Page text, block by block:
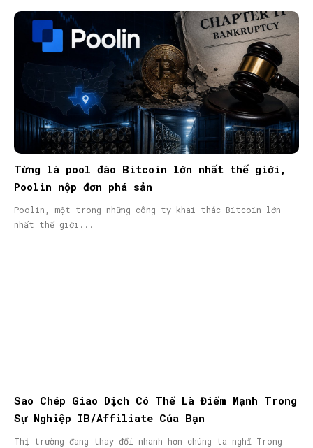
Từng là pool đào Bitcoin lớn nhất thế giới,
Poolin nộp đơn phá sản
Poolin, một trong những công ty khai thác Bitcoin lớn
nhất thế giới...
Sao Chép Giao Dịch Có Thể Là Điểm Mạnh Trong
Sự Nghiệp IB/Affiliate Của Bạn
Thị trường đang thay đổi nhanh hơn chúng ta nghĩ Trong